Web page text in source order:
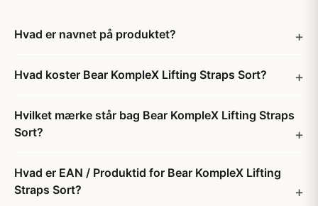
Hvad er navnet på produktet?
Hvad koster Bear KompleX Lifting Straps Sort?
Hvilket mærke står bag Bear KompleX Lifting Straps
Sort?
Hvad er EAN / Produktid for Bear KompleX Lifting
Straps Sort?